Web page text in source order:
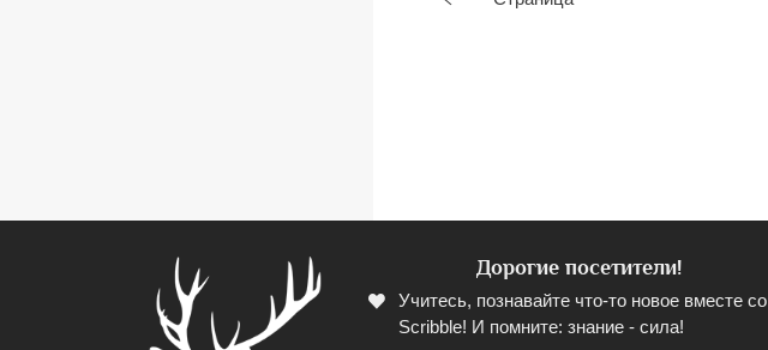
Дорогие посетители!
Учитесь, познавайте что-то новое вместе со
Scribble! И помните: знание - сила!